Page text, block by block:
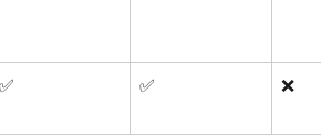
✅ ✅ ❌